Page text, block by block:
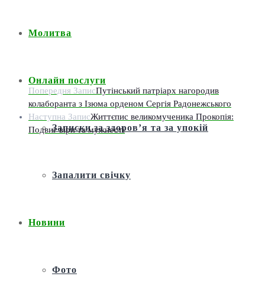
Молитва
Онлайн послуги
Записки за здоров’я та за упокій
Запалити свічку
Новини
Фото
Попередня ЗаписПутінський патріарх нагородив
колаборанта з Ізюма орденом Сергія Радонежського
Наступна ЗаписЖиттєпис великомученика Прокопія:
Подвиг віри та мужності